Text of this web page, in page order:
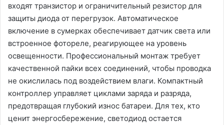
входят транзистор и ограничительный резистор для
защиты диода от перегрузок. Автоматическое
включение в сумерках обеспечивает датчик света или
встроенное фотореле, реагирующее на уровень
освещенности. Профессиональный монтаж требует
качественной пайки всех соединений, чтобы проводка
не окислилась под воздействием влаги. Компактный
контроллер управляет циклами заряда и разряда,
предотвращая глубокий износ батареи. Для тех, кто
ценит энергосбережение, светодиод остается